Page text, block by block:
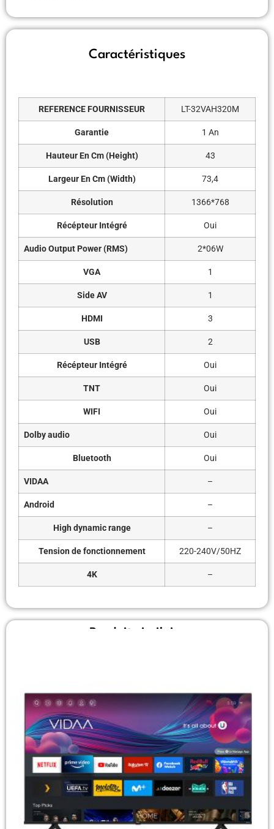
Caractéristiques
REFERENCE FOURNISSEUR LT-32VAH320M
Garantie 1 An
Hauteur En Cm (Height) 43
Largeur En Cm (Width) 73,4
Résolution 1366*768
Récépteur Intégré Oui
Audio Output Power (RMS) 2*06W
VGA 1
Side AV 1
HDMI 3
USB 2
Récépteur Intégré Oui
TNT Oui
WIFI Oui
Dolby audio Oui
Bluetooth Oui
VIDAA –
Android –
High dynamic range –
Tension de fonctionnement 220-240V/50HZ
4K –